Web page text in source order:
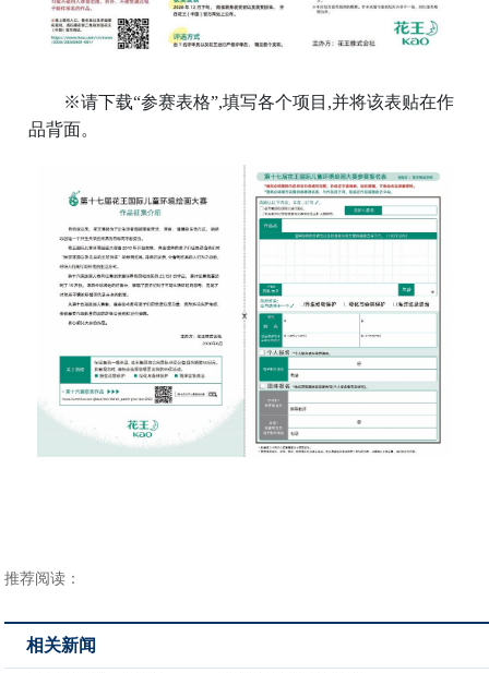
※请下载“参赛表格”,填写各个项目,并将该表贴在作
品背面。
推荐阅读：
相关新闻